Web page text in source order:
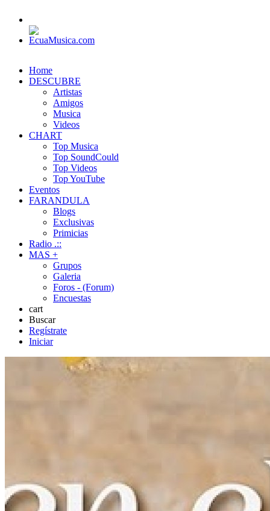
Home
DESCUBRE
Artistas
Amigos
Musica
Videos
CHART
Top Musica
Top SoundCould
Top Videos
Top YouTube
Eventos
FARANDULA
Blogs
Exclusivas
Primicias
Radio .::
MAS +
Grupos
Galeria
Foros - (Forum)
Encuestas
cart
Buscar
Regístrate
Iniciar